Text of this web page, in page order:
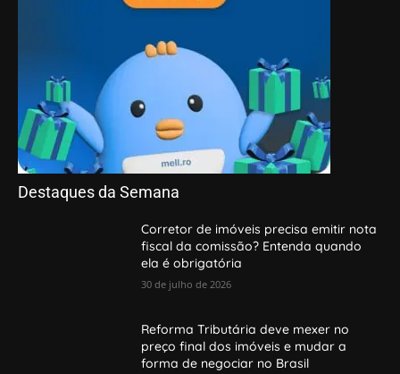
Destaques da Semana
Corretor de imóveis precisa emitir nota
fiscal da comissão? Entenda quando
ela é obrigatória
30 de julho de 2026
Reforma Tributária deve mexer no
preço final dos imóveis e mudar a
forma de negociar no Brasil